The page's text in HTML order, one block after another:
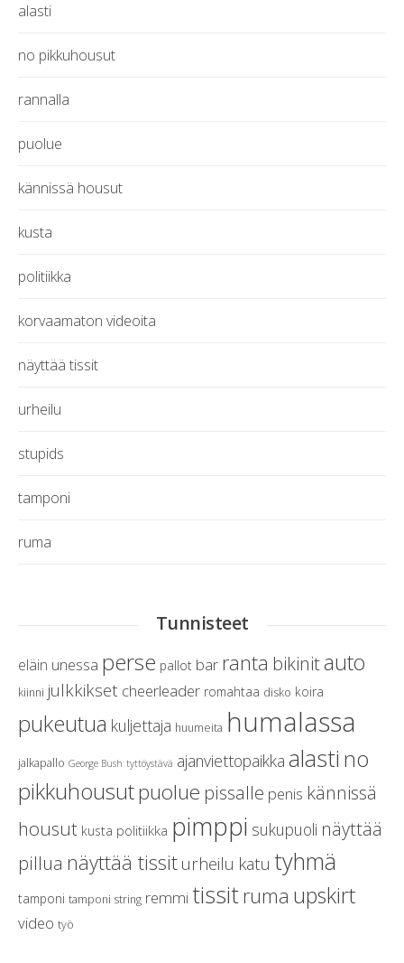
alasti
no pikkuhousut
rannalla
puolue
kännissä housut
kusta
politiikka
korvaamaton videoita
näyttää tissit
urheilu
stupids
tamponi
ruma
Tunnisteet
eläin unessa perse pallot bar ranta bikinitauto
kiinni julkkikset cheerleader romahtaa disko koira
pukeutua kuljettaja huumeita humalassa
jalkapallo George Bush tyttöystävä ajanviettopaikka alasti no
pikkuhousutpuolue pissalle penis kännissä
housut kusta politiikka pimppi sukupuoli näyttää
pillua näyttää tissit urheilu katu tyhmä
tamponi tamponi string remmitissitruma upskirt
video työ